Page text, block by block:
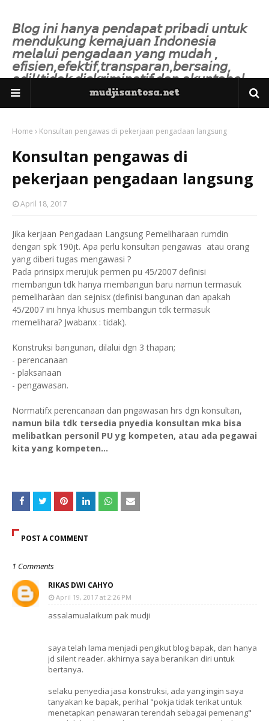
𝘉𝘭𝘰𝘨 𝘪𝘯𝘪 𝘩𝘢𝘯𝘺𝘢 𝘱𝘦𝘯𝘥𝘢𝘱𝘢𝘵 𝘱𝘳𝘪𝘣𝘢𝘥𝘪 𝘶𝘯𝘵𝘶𝘬
𝘮𝘦𝘯𝘥𝘶𝘬𝘶𝘯𝘨 𝘬𝘦𝘮𝘢𝘫𝘶𝘢𝘯 𝘐𝘯𝘥𝘰𝘯𝘦𝘴𝘪𝘢
𝘮𝘦𝘭𝘢𝘭𝘶𝘪 𝘱𝘦𝘯𝘨𝘢𝘥𝘢𝘢𝘯 𝘺𝘢𝘯𝘨 𝘮𝘶𝘥𝘢𝘩 ,
𝘦𝘧𝘪𝘴𝘪𝘦𝘯,𝘦𝘧𝘦𝘬𝘵𝘪𝘧,𝘵𝘳𝘢𝘯𝘴𝘱𝘢𝘳𝘢𝘯,𝘣𝘦𝘳𝘴𝘢𝘪𝘯𝘨,
𝘢𝘥𝘪𝘭/𝘵𝘪𝘥𝘢𝘬 𝘥𝘪𝘴𝘬𝘳𝘪𝘮𝘪𝘯𝘢𝘵𝘪𝘧 𝘥𝘢𝘯 𝘢𝘬𝘶𝘯𝘵𝘢𝘣𝘦𝘭.
Home Konsultan pengawas di pekerjaan pengadaan langsung
Konsultan pengawas di
pekerjaan pengadaan langsung
April 18, 2017
Jika kerjaan Pengadaan Langsung Pemeliharaan rumdin
dengan spk 190jt. Apa perlu konsultan pengawas atau orang
yang diberi tugas mengawasi ?
Pada prinsipx merujuk permen pu 45/2007 definisi
membangun tdk hanya membangun baru namun termasuk
pemeliharàan dan sejnisx (definisi bangunan dan apakah
45/2007 ini hnya khusus membangun tdk termasuk
memelihara? Jwabanx : tidak).
Konstruksi bangunan, dilalui dgn 3 thapan;
- perencanaan
- plaksanaan
- pengawasan.
Normatifx perencanaan dan pngawasan hrs dgn konsultan,
namun bila tdk tersedia pnyedia konsultan mka bisa
melibatkan personil PU yg kompeten, atau ada pegawai
kita yang kompeten...
POST A COMMENT
1 Comments
RIKAS DWI CAHYO
April 19, 2017 at 2:26 PM
assalamualaikum pak mudji
saya telah lama menjadi pengikut blog bapak, dan hanya
jd silent reader. akhirnya saya beranikan diri untuk
bertanya.
selaku penyedia jasa konstruksi, ada yang ingin saya
tanyakan ke bapak, perihal "pokja tidak terikat untuk
menetapkan penawaran terendah sebagai pemenang"